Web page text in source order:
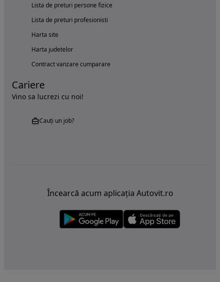
Lista de preturi persone fizice
Lista de preturi profesionisti
Harta site
Harta judetelor
Contract vanzare cumparare
Cariere
Vino sa lucrezi cu noi!
Cauți un job?
Încearcă acum aplicația Autovit.ro